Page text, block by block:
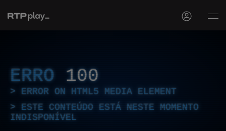
ERRO 100
ERROR ON HTML5 MEDIA ELEMENT
ESTE CONTEÚDO ESTÁ NESTE MOMENTO
INDISPONÍVEL